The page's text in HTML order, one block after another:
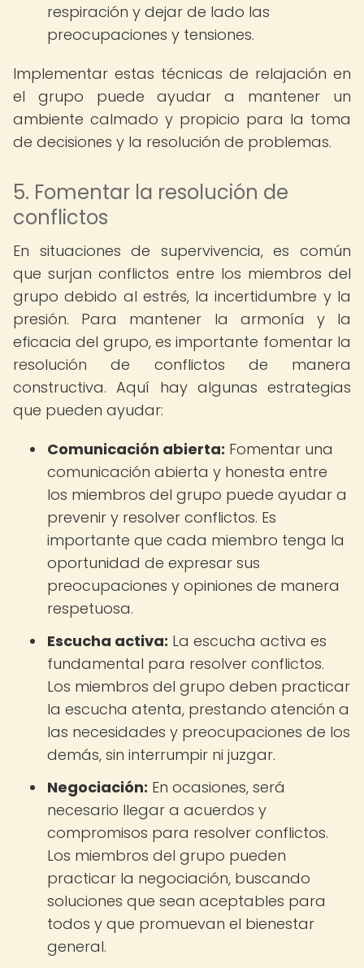
respiración y dejar de lado las
preocupaciones y tensiones.
Implementar estas técnicas de relajación en
el grupo puede ayudar a mantener un
ambiente calmado y propicio para la toma
de decisiones y la resolución de problemas.
5. Fomentar la resolución de
conflictos
En situaciones de supervivencia, es común
que surjan conflictos entre los miembros del
grupo debido al estrés, la incertidumbre y la
presión. Para mantener la armonía y la
eficacia del grupo, es importante fomentar la
resolución de conflictos de manera
constructiva. Aquí hay algunas estrategias
que pueden ayudar:
Comunicación abierta: Fomentar una
comunicación abierta y honesta entre
los miembros del grupo puede ayudar a
prevenir y resolver conflictos. Es
importante que cada miembro tenga la
oportunidad de expresar sus
preocupaciones y opiniones de manera
respetuosa.
Escucha activa: La escucha activa es
fundamental para resolver conflictos.
Los miembros del grupo deben practicar
la escucha atenta, prestando atención a
las necesidades y preocupaciones de los
demás, sin interrumpir ni juzgar.
Negociación: En ocasiones, será
necesario llegar a acuerdos y
compromisos para resolver conflictos.
Los miembros del grupo pueden
practicar la negociación, buscando
soluciones que sean aceptables para
todos y que promuevan el bienestar
general.